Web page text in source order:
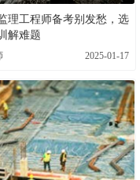
理工程师备考别发愁，选
解难题
2025-01-17